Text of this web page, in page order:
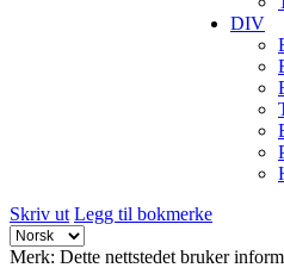
DIV
Skriv ut Legg til bokmerke
Merk: Dette nettstedet bruker